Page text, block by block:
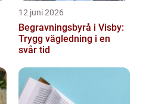
12 juni 2026
Begravningsbyrå i Visby:
Trygg vägledning i en
svår tid